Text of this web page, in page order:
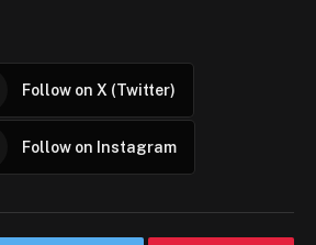
Follow on X (Twitter)
Follow on Instagram